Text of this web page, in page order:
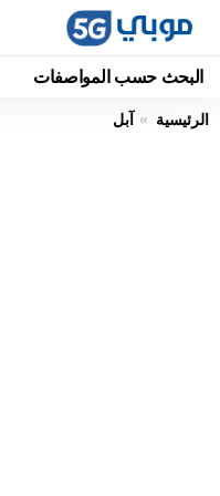
البحث حسب المواصفات
الرئيسية آبل